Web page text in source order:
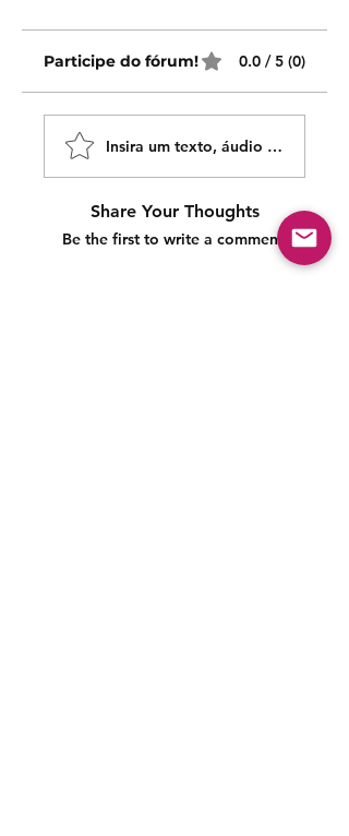
Participe do fórum! 0.0 / 5 (0)
Insira um texto, áudio ou vídeo!
Share Your Thoughts
Be the first to write a comment.